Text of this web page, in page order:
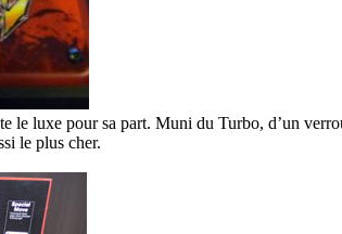
le luxe pour sa part. Muni du Turbo, d’un
le plus cher.